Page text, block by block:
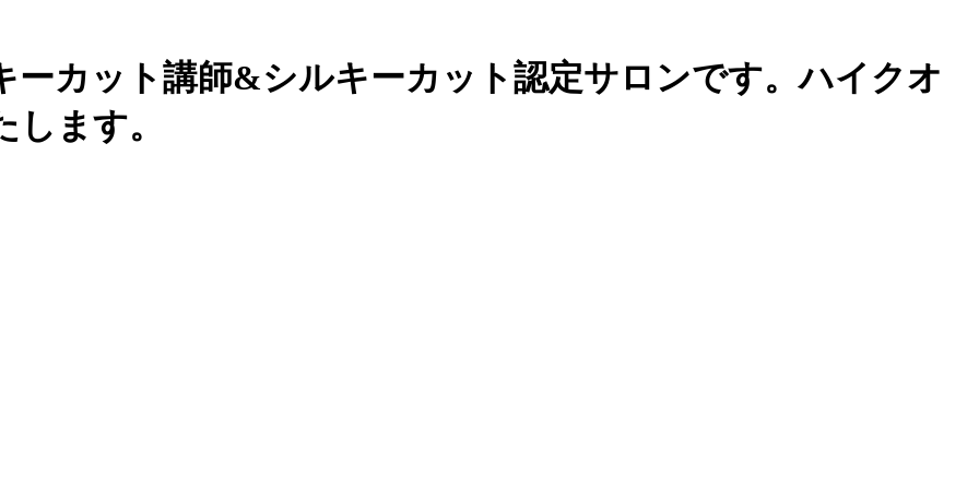
ーカット講師&シルキーカット認定サロンです。ハイクオ
ます。